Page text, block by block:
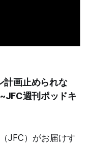
計画止められな
週刊ポッドキ
JFC）がお届けす